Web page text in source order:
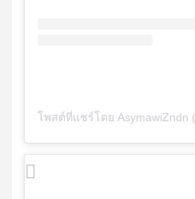
โพสต์ที่แชร์โดย AsymawiZndn